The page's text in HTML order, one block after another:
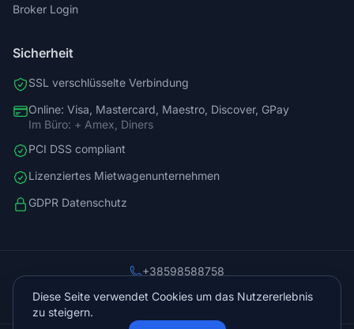
Broker Login
Sicherheit
SSL verschlüsselte Verbindung
Online: Visa, Mastercard, Maestro, Discover, GPay
Im Büro: + Amex, Diners
PCI DSS compliant
Lizenziertes Mietwagenunternehmen
GDPR Datenschutz
+38598588758
Planinarski put 9, Veliko Brdo, Makarska
Diese Seite verwendet Cookies um das Nutzererlebnis
zu steigern.